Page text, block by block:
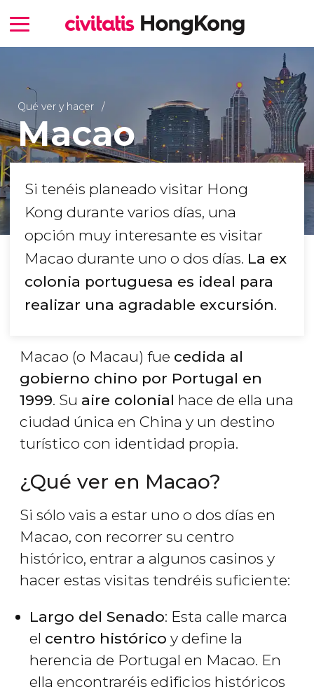
Qué ver y hacer
Macao
Si tenéis planeado visitar Hong
Kong durante varios días, una
opción muy interesante es visitar
Macao durante uno o dos días. La ex
colonia portuguesa es ideal para
realizar una agradable excursión.
Macao (o Macau) fue cedida al
gobierno chino por Portugal en
1999. Su aire colonial hace de ella una
ciudad única en China y un destino
turístico con identidad propia.
¿Qué ver en Macao?
Si sólo vais a estar uno o dos días en
Macao, con recorrer su centro
histórico, entrar a algunos casinos y
hacer estas visitas tendréis suficiente:
Largo del Senado: Esta calle marca
el centro histórico y define la
herencia de Portugal en Macao. En
ella encontraréis edificios históricos